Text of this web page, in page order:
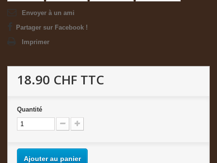
Envoyer à un ami
Partager sur Facebook !
Imprimer
18.90 CHF TTC
Quantité
Ajouter au panier